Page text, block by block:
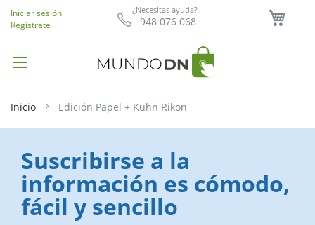
¿Necesitas ayuda?
948 076 068
Iniciar sesión
Regístrate
Inicio Edición Papel + Kuhn Rikon
Suscribirse a la
información es cómodo,
fácil y sencillo